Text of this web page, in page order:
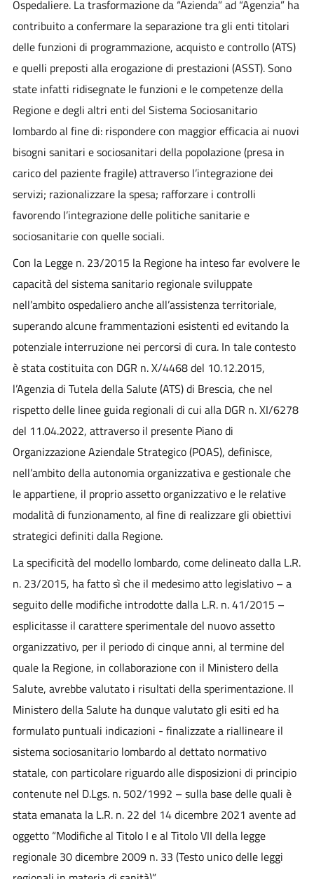
Ospedaliere. La trasformazione da “Azienda” ad “Agenzia” ha
contribuito a confermare la separazione tra gli enti titolari
delle funzioni di programmazione, acquisto e controllo (ATS)
e quelli preposti alla erogazione di prestazioni (ASST). Sono
state infatti ridisegnate le funzioni e le competenze della
Regione e degli altri enti del Sistema Sociosanitario
lombardo al fine di: rispondere con maggior efficacia ai nuovi
bisogni sanitari e sociosanitari della popolazione (presa in
carico del paziente fragile) attraverso l’integrazione dei
servizi; razionalizzare la spesa; rafforzare i controlli
favorendo l’integrazione delle politiche sanitarie e
sociosanitarie con quelle sociali.
Con la Legge n. 23/2015 la Regione ha inteso far evolvere le
capacità del sistema sanitario regionale sviluppate
nell’ambito ospedaliero anche all’assistenza territoriale,
superando alcune frammentazioni esistenti ed evitando la
potenziale interruzione nei percorsi di cura. In tale contesto
è stata costituita con DGR n. X/4468 del 10.12.2015,
l’Agenzia di Tutela della Salute (ATS) di Brescia, che nel
rispetto delle linee guida regionali di cui alla DGR n. XI/6278
del 11.04.2022, attraverso il presente Piano di
Organizzazione Aziendale Strategico (POAS), definisce,
nell’ambito della autonomia organizzativa e gestionale che
le appartiene, il proprio assetto organizzativo e le relative
modalità di funzionamento, al fine di realizzare gli obiettivi
strategici definiti dalla Regione.
La specificità del modello lombardo, come delineato dalla L.R.
n. 23/2015, ha fatto sì che il medesimo atto legislativo – a
seguito delle modifiche introdotte dalla L.R. n. 41/2015 –
esplicitasse il carattere sperimentale del nuovo assetto
organizzativo, per il periodo di cinque anni, al termine del
quale la Regione, in collaborazione con il Ministero della
Salute, avrebbe valutato i risultati della sperimentazione. Il
Ministero della Salute ha dunque valutato gli esiti ed ha
formulato puntuali indicazioni - finalizzate a riallineare il
sistema sociosanitario lombardo al dettato normativo
statale, con particolare riguardo alle disposizioni di principio
contenute nel D.Lgs. n. 502/1992 – sulla base delle quali è
stata emanata la L.R. n. 22 del 14 dicembre 2021 avente ad
oggetto “Modifiche al Titolo I e al Titolo VII della legge
regionale 30 dicembre 2009 n. 33 (Testo unico delle leggi